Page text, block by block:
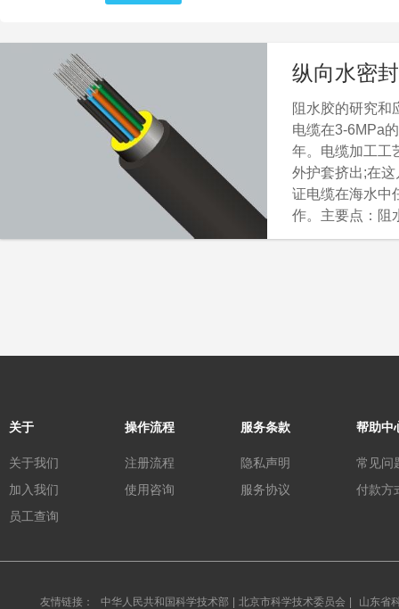
纵向水密
阻水胶的研究和
电缆在3-6MPa
年。电缆加工工
外护套挤出;在
证电缆在海水中
作。主要点：阻
包材料粘合度好
关于
关于我们
加入我们
员工查询
操作流程
注册流程
使用咨询
服务条款
隐私声明
服务协议
帮助中
常见问
付款方
友情链接： 中华人民共和国科学技术部 北京市科学技术委员会 山东省